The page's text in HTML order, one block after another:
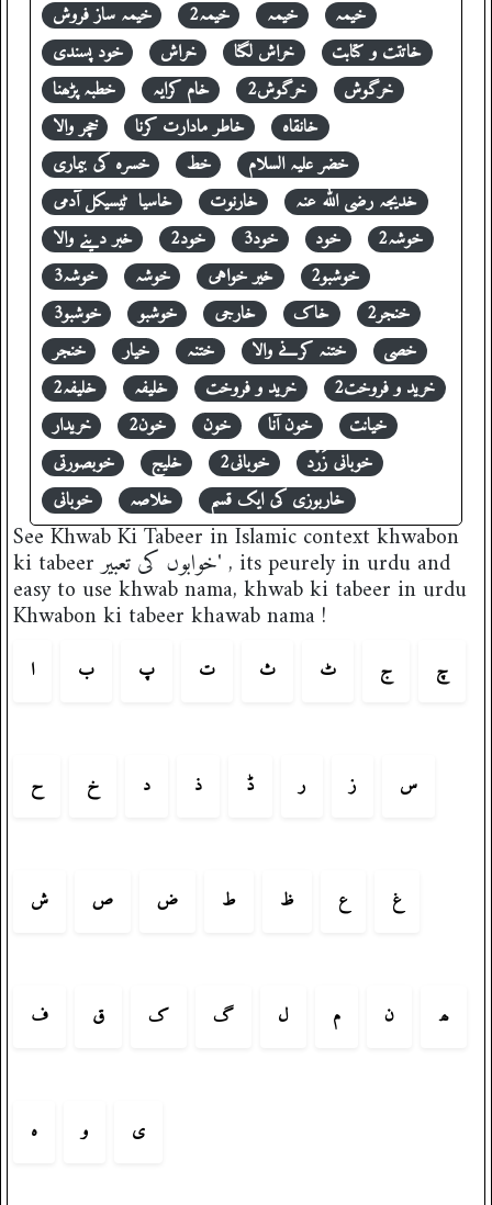
خیمہ ساز فروش خیمہ2 خیمہ
خیمہ
خود پسندی
خراش خراش لگنا
خاتتت و کتابت
خطبہ پڑھنا
خام کرایہ خرگوش2
خرگوش
خچر والا
خاطر مادارت کرنا
خانقاہ
خسرہ کی بیماری
خط
خضر علیہ السلام
خاسیا ٹیسیکل آدمی
خارنوت
خدیجہ رضی اللہ عنہ
خبر دینے والا
خود2 خود3 خود
خوشہ2
خوشہ3
خوشہ خیر خواہی
خوشبو2
خوشبو3
خوشبو خارجی خاک
خنجر2
خنجر
خیار ختنہ ختنہ کرنے والا
خصی
خلیفہ2
خلیفہ خرید و فروخت
خرید و فروخت2
خریدار
خون2 خون خون آنا
خیانت
خوبصورتی
خلیج خوبانی2
خوبانی زَرْد
خوبانی
خلاصہ خاربوزی کی ایک قسم
See Khwab Ki Tabeer in Islamic context khwabon
ki tabeer خوابوں کی تعبیر' , its peurely in urdu and
easy to use khwab nama, khwab ki tabeer in urdu
Khwabon ki tabeer khawab nama !
ا ب پ ت ث ٹ ج چ
ح خ د ذ ڈ ر ز س
ش ص ض ط ظ ع غ
ف ق ک گ ل م ن ھ
ہ و ی